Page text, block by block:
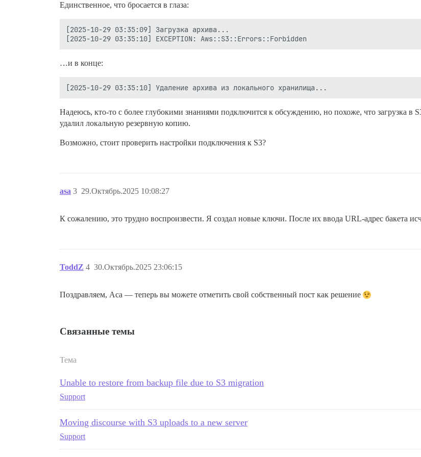
Единственное, что бросается в глаза:
[2025-10-29 03:35:09] Загрузка архива...
…и в конце:
Надеюсь, кто-то с более глубокими знаниями подключится к обсуждению, но похоже, что загрузка в
удалил локальную резервную копию.
Возможно, стоит проверить настройки подключения к S3?
asa 29.Октябрь.2025 10:08:27
3
К сожалению, это трудно воспроизвести. Я создал новые ключи. После их ввода URL-адрес бакета
ToddZ 30.Октябрь.2025 23:06:15
4
Поздравляем, Аса — теперь вы можете отметить свой собственный пост как решение
Связанные темы
Тема
Unable to restore from backup file due to S3 migration
Support
Moving discourse with S3 uploads to a new server
Support